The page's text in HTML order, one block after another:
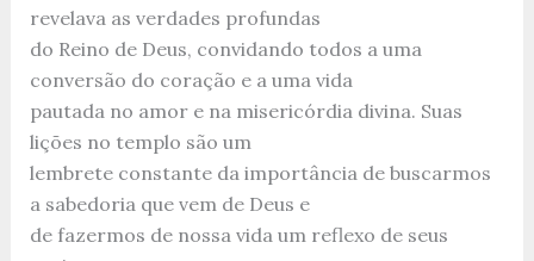
revelava as verdades profundas
do Reino de Deus, convidando todos a uma
conversão do coração e a uma vida
pautada no amor e na misericórdia divina. Suas
lições no templo são um
lembrete constante da importância de buscarmos
a sabedoria que vem de Deus e
de fazermos de nossa vida um reflexo de seus